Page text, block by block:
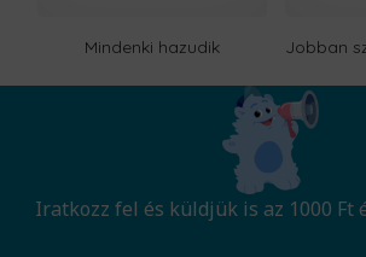
Mindenki hazudik
Iratkozz fel és küldjük is az 1000 Ft